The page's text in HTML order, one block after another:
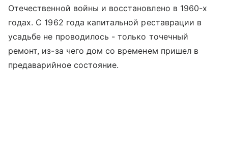
Отечественной войны и восстановлено в 1960-х
годах. С 1962 года капитальной реставрации в
усадьбе не проводилось - только точечный
ремонт, из-за чего дом со временем пришел в
предаварийное состояние.